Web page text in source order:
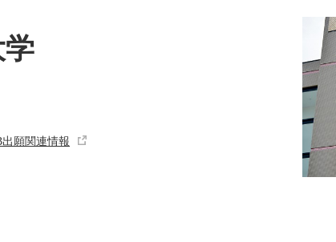
出願関連情報